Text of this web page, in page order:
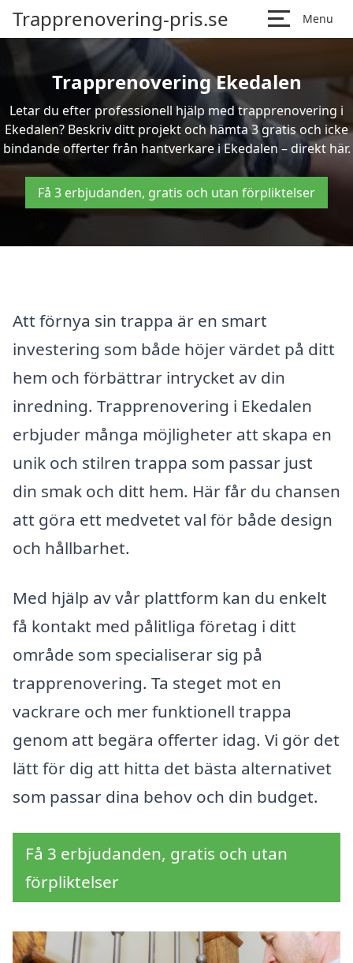
Trapprenovering-pris.se Menu
Trapprenovering Ekedalen
Letar du efter professionell hjälp med trapprenovering i
Ekedalen? Beskriv ditt projekt och hämta 3 gratis och icke
bindande offerter från hantverkare i Ekedalen – direkt här.
Få 3 erbjudanden, gratis och utan förpliktelser
Att förnya sin trappa är en smart
investering som både höjer värdet på ditt
hem och förbättrar intrycket av din
inredning. Trapprenovering i Ekedalen
erbjuder många möjligheter att skapa en
unik och stilren trappa som passar just
din smak och ditt hem. Här får du chansen
att göra ett medvetet val för både design
och hållbarhet.
Med hjälp av vår plattform kan du enkelt
få kontakt med pålitliga företag i ditt
område som specialiserar sig på
trapprenovering. Ta steget mot en
vackrare och mer funktionell trappa
genom att begära offerter idag. Vi gör det
lätt för dig att hitta det bästa alternativet
som passar dina behov och din budget.
Få 3 erbjudanden, gratis och utan
förpliktelser